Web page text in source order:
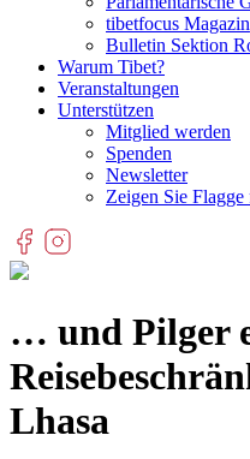
tibetfocus Magazin
Bulletin Sektion
Warum Tibet?
Veranstaltungen
Unterstützen
Mitglied werden
Spenden
Newsletter
Zeigen Sie
… und Pilger
Lhasa